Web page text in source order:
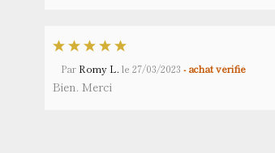
ParRomy L. le 27/03/2023 - achat vérifié
Bien. Merci